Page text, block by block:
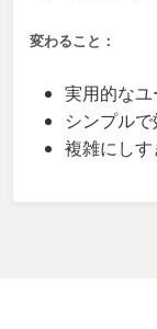
変わること：
実用的な
シンプル
複雑にし